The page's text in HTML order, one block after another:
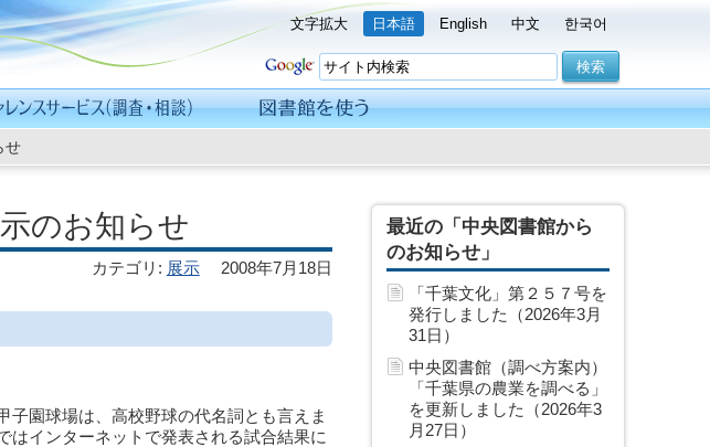
文字拡大 日本語 English 中文 한국어
せ
のお知らせ
カテゴリ : 展示 2008年7月18日
園球場は、高校野球の代名詞とも言えま
はインターネットで発表される試合結果に
最近の「中央図書館から
のお知らせ」
「千葉文化」第２５７号を
発行しました（2026年3月
31日）
中央図書館（調べ方案内）
「千葉県の農業を調べる」
を更新しました（2026年3
月27日）